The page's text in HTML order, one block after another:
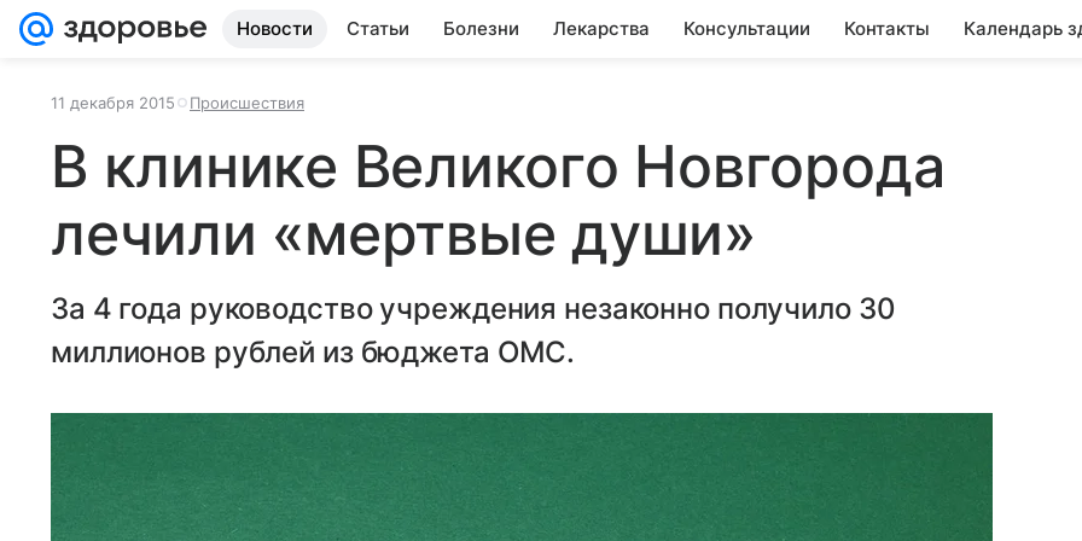
Новости Статьи Болезни Лекарства Консультации Контакты Календарь
11 декабря 2015 Происшествия
В клинике Великого Новгорода
лечили «мертвые души»
За 4 года руководство учреждения незаконно получило 30
миллионов рублей из бюджета ОМС.